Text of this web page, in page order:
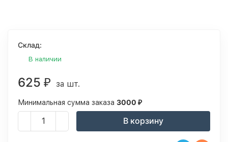
Склад:
В наличии
625 ₽ за шт.
Минимальная сумма заказа 3000 ₽
В корзину